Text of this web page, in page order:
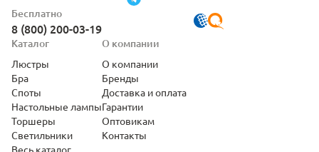
Бесплатно
8 (800) 200-03-19
Каталог
Люстры
Бра
Споты
Настольные лампы
Торшеры
Светильники
Весь каталог
О компании
О компании
Бренды
Доставка и оплата
Гарантии
Оптовикам
Контакты